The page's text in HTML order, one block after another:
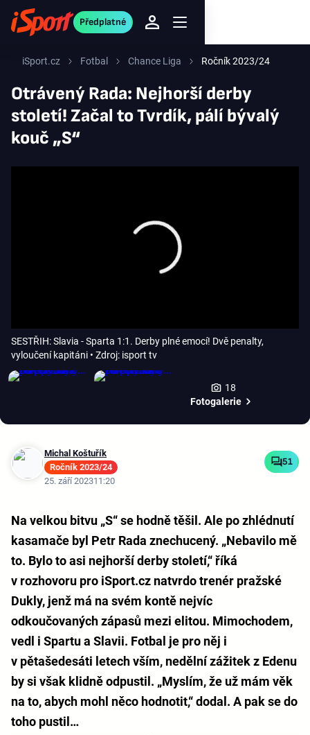
Předplatné
iSport.cz Fotbal Chance Liga Ročník 2023/24
Otrávený Rada: Nejhorší derby
století! Začal to Tvrdík, pálí bývalý
kouč „S“
SESTŘIH: Slavia - Sparta 1:1. Derby plné emocí! Dvě penalty,
vyloučení kapitáni • Zdroj: isport tv
18
Fotogalerie
Michal Koštuřík
Ročník 2023/24
25. září 202311:20
51
Na velkou bitvu „S“ se hodně těšil. Ale po zhlédnutí
kasamače byl Petr Rada znechucený. „Nebavilo mě
to. Bylo to asi nejhorší derby století,“ říká
v rozhovoru pro iSport.cz natvrdo trenér pražské
Dukly, jenž má na svém kontě nejvíc
odkoučovaných zápasů mezi elitou. Mimochodem,
vedl i Spartu a Slavii. Fotbal je pro něj i
v pětašedesáti letech vším, nedělní zážitek z Edenu
by si však klidně odpustil. „Myslím, že už mám věk
na to, abych mohl něco hodnotit,“ dodal. A pak se do
toho pustil…